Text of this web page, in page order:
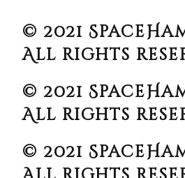
© 2021
All rights
© 2021
All rights
© 2021